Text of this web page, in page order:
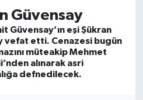
Güvensay
Güvensay’ın eşi Şükran
vefat etti. Cenazesi bugün
müteakip Mehmet
alınarak asri
defnedilecek.
Haritası
ve Fikstür